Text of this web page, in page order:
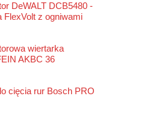
DeWALT DCB5480 -
FlexVolt z ogniwami
wiertarka
AKBC 36
cięcia rur Bosch PRO